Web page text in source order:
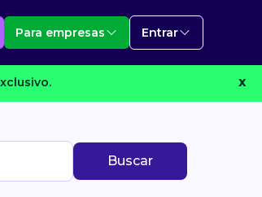
Para empresas Entrar
X
Buscar